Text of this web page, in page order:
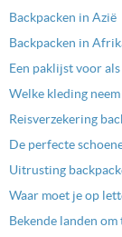
Backpacken in Azië
Backpacken in
Een paklijst voor
Welke kleding
Reisverzekering
De perfecte
Uitrusting
Waar moet je op
Bekende landen om